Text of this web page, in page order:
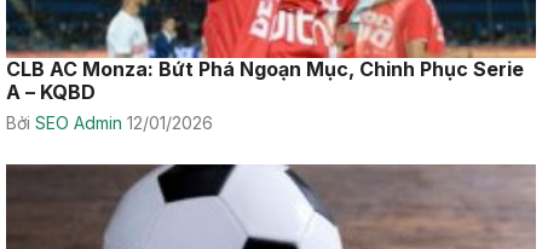
CLB AC Monza: Bứt Phá Ngoạn Mục, Chinh Phục Serie
A – KQBD
Bởi SEO Admin 12/01/2026